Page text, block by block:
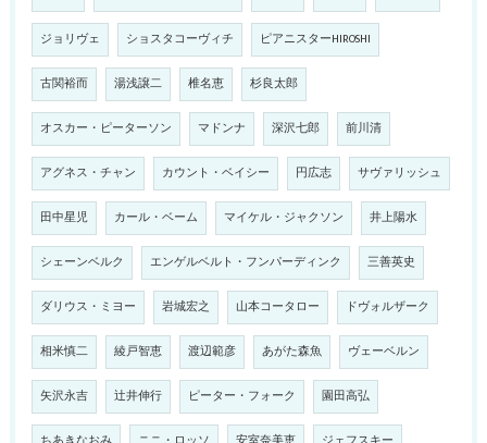
ジョリヴェ ショスタコーヴィチ ピアニスターHIROSHI
古関裕而 湯浅譲二 椎名恵 杉良太郎
オスカー・ピーターソン マドンナ 深沢七郎 前川清
アグネス・チャン カウント・ベイシー 円広志 サヴァリッシュ
田中星児 カール・ベーム マイケル・ジャクソン 井上陽水
シェーンベルク エンゲルベルト・フンパーディンク 三善英史
ダリウス・ミヨー 岩城宏之 山本コータロー ドヴォルザーク
相米慎二 綾戸智恵 渡辺範彦 あがた森魚 ヴェーベルン
矢沢永吉 辻井伸行 ピーター・フォーク 園田高弘